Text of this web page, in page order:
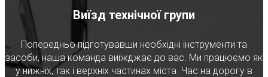
Виїзд технічної групи
Попередньо підготувавши необхідні інструменти та
засоби, наша команда виїжджає до вас. Ми працюємо як
у нижніх, так і верхніх частинах міста. Час на дорогу в